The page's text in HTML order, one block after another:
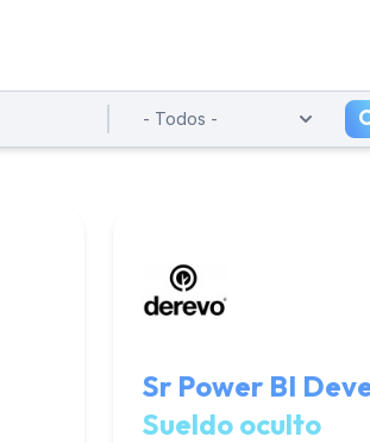
Sr Power BI
Sueldo oculto